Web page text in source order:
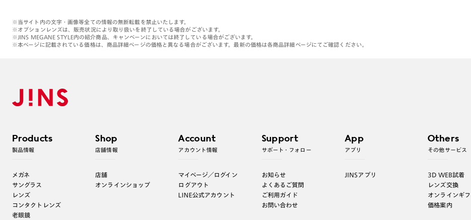
※当サイト内の文字・画像等全ての情報の無断転載を禁止いたします。
※オプションレンズは、販売状況により取り扱いを終了している場合がございます。
※JINS MEGANE STYLE内の紹介商品、キャンペーンにおいては終了している場合がございます。
※本ページに記載されている価格は、商品詳細ページの価格と異なる場合がございます。最新の価格は各商品詳細ページにてご確認ください。
Products
製品情報
メガネ
サングラス
レンズ
コンタクトレンズ
老眼鏡
Shop
店舗情報
店舗
オンラインショップ
Account
アカウント情報
マイページ／ログイン
ログアウト
LINE公式アカウント
Support
サポート・フォロー
お知らせ
よくあるご質問
ご利用ガイド
お問い合わせ
App
アプリ
JINSアプリ
Others
その他サービス
3D WEB試着
レンズ交換
オンラインギフ
価格案内